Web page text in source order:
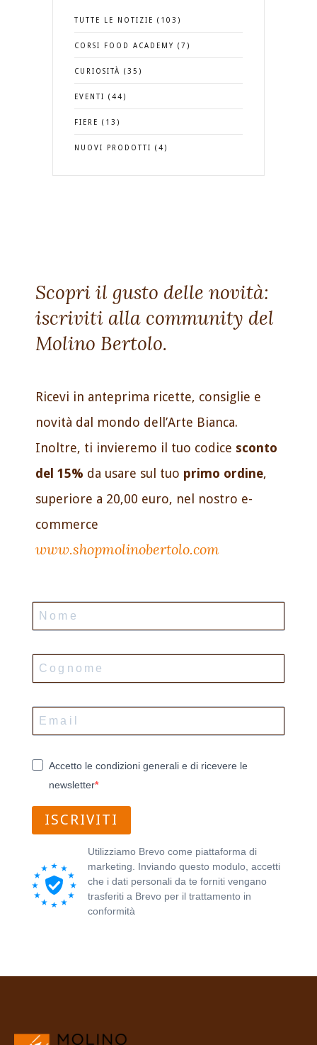
TUTTE LE NOTIZIE (103)
CORSI FOOD ACADEMY (7)
CURIOSITÀ (35)
EVENTI (44)
FIERE (13)
NUOVI PRODOTTI (4)
Scopri il gusto delle novità:
iscriviti alla community del
Molino Bertolo.
Ricevi in anteprima ricette, consiglie e
novità dal mondo dell’Arte Bianca.
Inoltre, ti invieremo il tuo codice sconto
del 15% da usare sul tuo primo ordine,
superiore a 20,00 euro, nel nostro e-
commerce
www.shopmolinobertolo.com
Accetto le condizioni generali e di ricevere le
newsletter
ISCRIVITI
Utilizziamo Brevo come piattaforma di
marketing. Inviando questo modulo, accetti
che i dati personali da te forniti vengano
trasferiti a Brevo per il trattamento in
conformità